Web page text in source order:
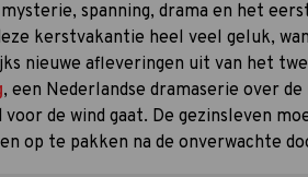
spanning, drama en het
kerstvakantie heel veel geluk,
nieuwe afleveringen uit van het
, een Nederlandse dramaserie over
voor de wind gaat. De gezinsleven
op te pakken na de onverwachte